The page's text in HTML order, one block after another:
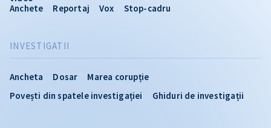
INVESTIGATII
Ancheta Dosar
Marea corupție
Povești din spatele investigației
Ghiduri de investigații
Anchete
Reportaj Vox Stop-cadru